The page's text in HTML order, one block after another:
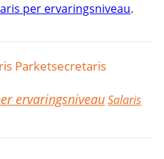
per ervaringsniveau.
Parketsecretaris
ervaringsniveauSalaris